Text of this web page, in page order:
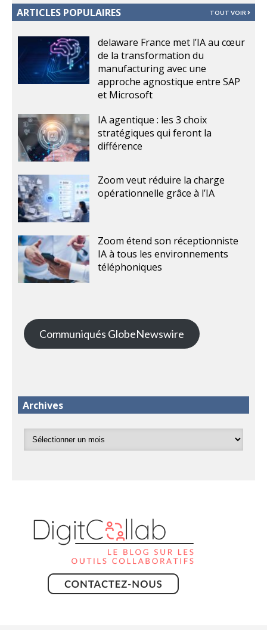
ARTICLES POPULAIRES TOUT VOIR
delaware France met l’IA au cœur
de la transformation du
manufacturing avec une
approche agnostique entre SAP
et Microsoft
IA agentique : les 3 choix
stratégiques qui feront la
différence
Zoom veut réduire la charge
opérationnelle grâce à l’IA
Zoom étend son réceptionniste
IA à tous les environnements
téléphoniques
Communiqués GlobeNewswire
Archives